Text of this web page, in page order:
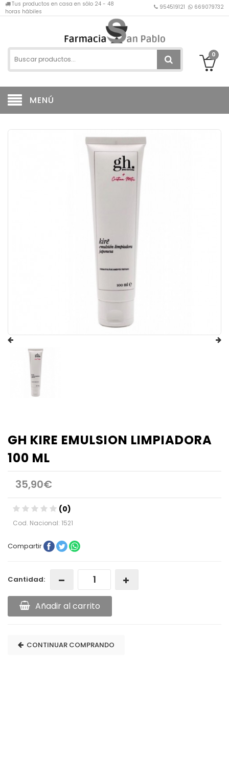
Tus productos en casa en sólo 24 - 48
horas hábiles
954519121 669079732
0
MENÚ
GH KIRE EMULSION LIMPIADORA
100 ML
35,90€
(0)
Cod. Nacional: 1521
Compartir
Cantidad:
Añadir al carrito
CONTINUAR COMPRANDO